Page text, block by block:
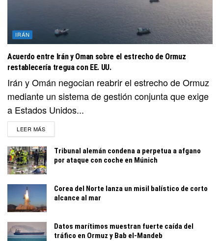
IRÁN
Acuerdo entre Irán y Oman sobre el estrecho de Ormuz
restablecería tregua con EE. UU.
Irán y Omán negocian reabrir el estrecho de Ormuz
mediante un sistema de gestión conjunta que exige
a Estados Unidos...
LEER MÁSDETAILS
Tribunal alemán condena a perpetua a afgano
por ataque con coche en Múnich
Corea del Norte lanza un misil balístico de corto
alcance al mar
Datos marítimos muestran fuerte caída del
tráfico en Ormuz y Bab el-Mandeb